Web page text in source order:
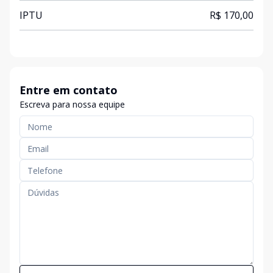
IPTU R$ 170,00
Entre em contato
Escreva para nossa equipe